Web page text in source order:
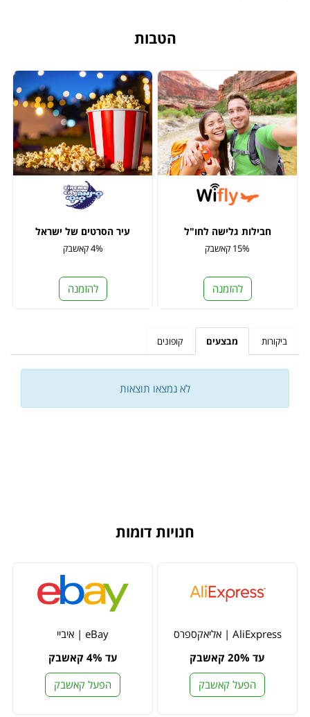
הטבות
חבילות גלישה לחו"ל
15% קאשבק
להזמנה
עיר הסרטים של ישראל
4% קאשבק
להזמנה
ביקורות מבצעים קופונים
לא נמצאו תוצאות
חנויות דומות
AliExpress | אליאקספרס
עד 20% קאשבק
הפעל קאשבק
eBay | איביי
עד 4% קאשבק
הפעל קאשבק